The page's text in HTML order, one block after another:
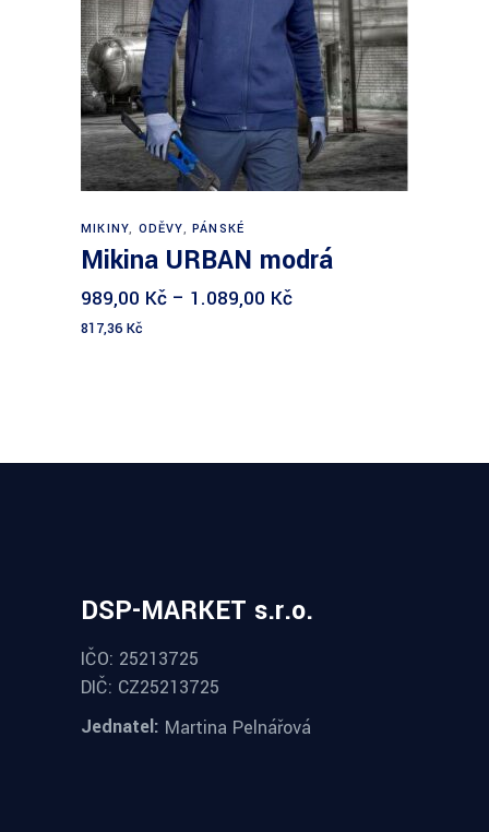
Výběr možností
MIKINY, ODĚVY,PÁNSKÉ
Mikina URBAN modrá
989,00 Kč – 1.089,00 Kč
817,36 Kč
DSP-MARKET s.r.o.
IČO: 25213725
DIČ: CZ25213725
Jednatel: Martina Pelnářová